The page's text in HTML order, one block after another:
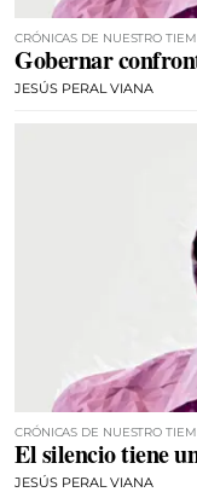
CRÓNICAS DE NUESTRO
Gobernar
JESÚS PERAL VIANA
CRÓNICAS DE NUESTRO
El silencio tiene
JESÚS PERAL VIANA